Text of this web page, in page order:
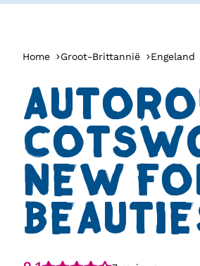
Home Groot-Brittannië Engeland
NEW